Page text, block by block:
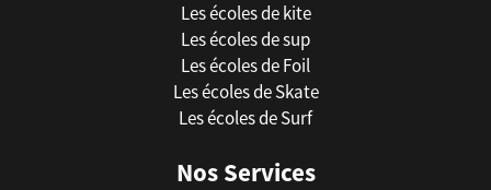
Les écoles de kite
Les écoles de sup
Les écoles de Foil
Les écoles de Skate
Les écoles de Surf
Nos Services